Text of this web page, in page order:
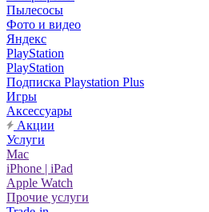
Пылесосы
Фото и видео
Яндекс
PlayStation
PlayStation
Подписка Playstation Plus
Игры
Аксессуары
Акции
Услуги
Mac
iPhone | iPad
Apple Watch
Прочие услуги